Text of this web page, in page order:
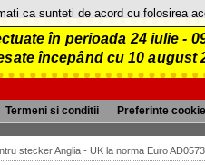
în perioada 24 iulie -
începând cu 10 august
Termeni si conditii Preferinte cookie
stecker Anglia - UK la norma Euro AD0573
ca sunteti de acord cu folosirea